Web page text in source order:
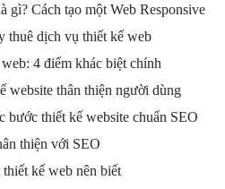
gì? Cách tạo một Web Responsive
thuê dịch vụ thiết kế web
4 điểm khác biệt chính
website thân thiện người dùng
bước thiết kế website chuẩn SEO
thiện với SEO
kế web nên biết